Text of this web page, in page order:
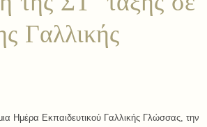
Γαλλικής
Ημέρα Εκπαιδευτικού Γαλλικής Γλώσσας, την